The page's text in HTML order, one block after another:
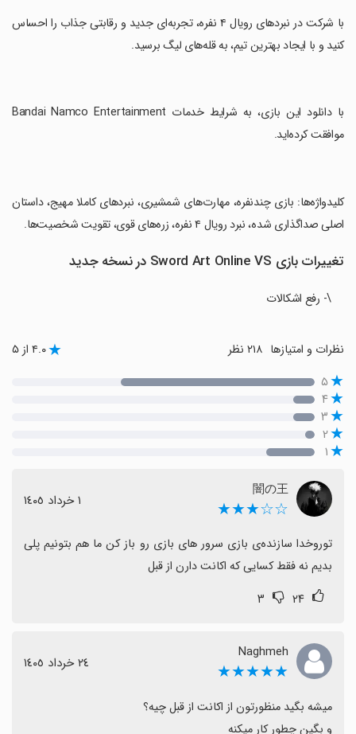
‏با شرکت در نبردهای رویال ۴ نفره، تجربه‌ای جدید و رقابتی جذاب را احساس
کنید و با ایجاد بهترین تیم، به قله‌های لیگ برسید.
‏با دانلود این بازی، به شرایط خدمات Bandai Namco Entertainment
موافقت کرده‌اید.
‏کلیدواژه‌ها: بازی چندنفره، مهارت‌های شمشیری، نبردهای کاملا مهیج، داستان
اصلی صداگذاری شده، نبرد رویال ۴ نفره، زره‌های قوی، تقویت شخصیت‌ها.
تغییرات بازی Sword Art Online VS در نسخه جدید
\- رفع اشکالات
نظرات و امتیازها ۴.۰ از ۵
۵
۴
۳
۲
۱
闇の王
☆☆★★★ ١ خرداد ١٤٠٥
بدیم نه فقط کسایی که اکانت دارن از قبل
۲۴ ۳
Naghmeh
★★★★★ ٢٤ خرداد ١٤٠٥
و بگین چطور کار میکنه